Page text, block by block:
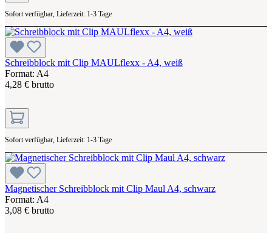
Sofort verfügbar, Lieferzeit: 1-3 Tage
Schreibblock mit Clip MAULflexx - A4, weiß
Format: A4
4,28 € brutto
Sofort verfügbar, Lieferzeit: 1-3 Tage
Magnetischer Schreibblock mit Clip Maul A4, schwarz
Format: A4
3,08 € brutto